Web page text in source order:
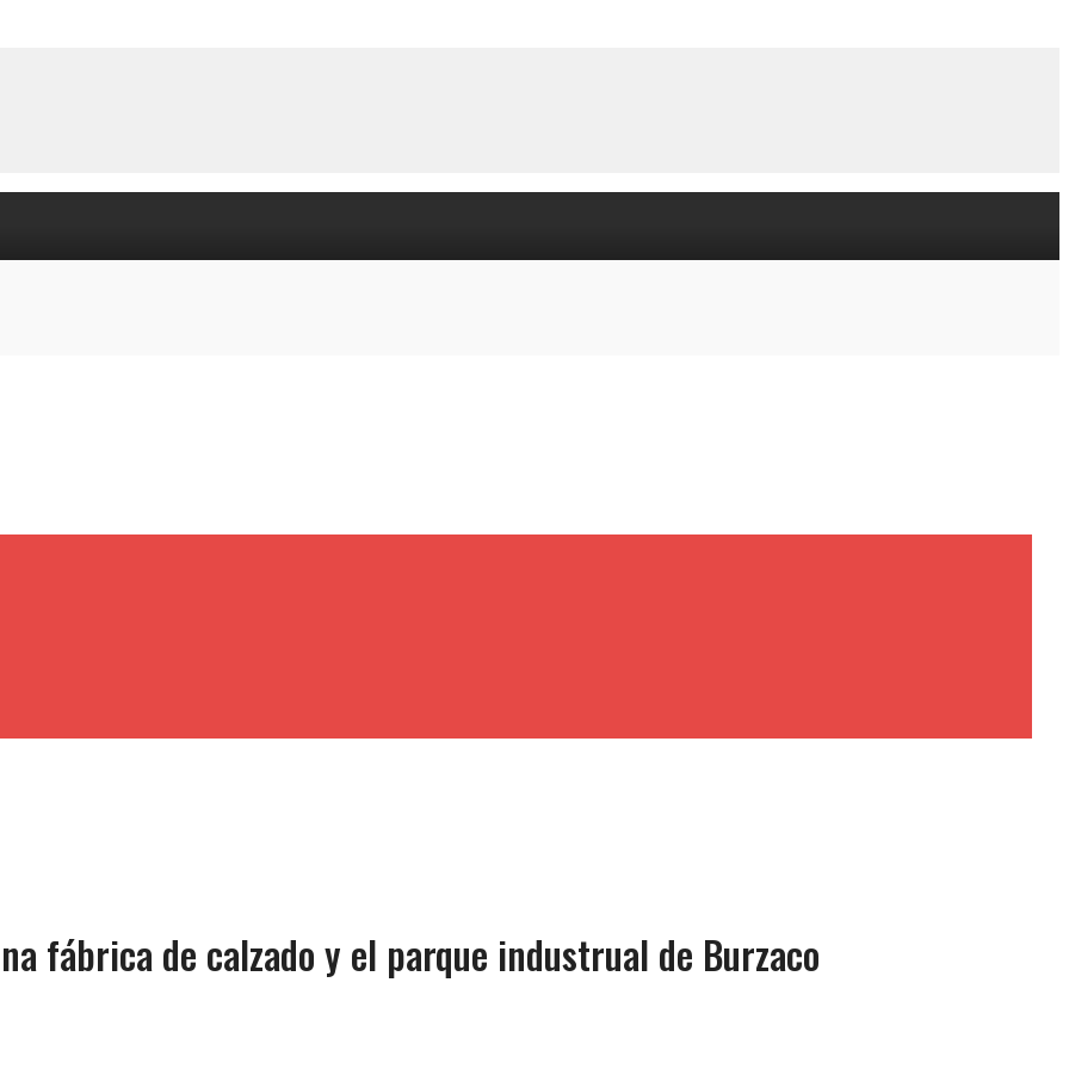
fábrica de calzado y el parque industrual de Burzaco